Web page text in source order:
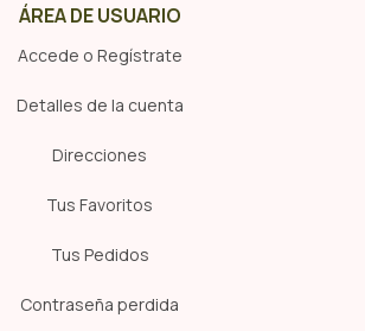
ÁREA DE USUARIO
Accede o Regístrate
Detalles de la cuenta
Direcciones
Tus Favoritos
Tus Pedidos
Contraseña perdida